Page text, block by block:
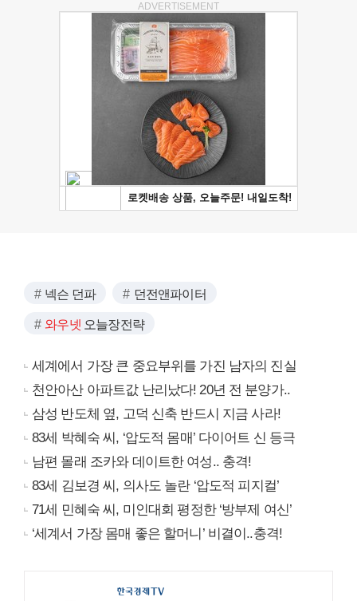
ADVERTISEMENT
넥슨 던파 던전앤파이터
와우넷 오늘장전략
세계에서 가장 큰 중요부위를 가진 남자의 진실
천안아산 아파트값 난리났다! 20년 전 분양가..
삼성 반도체 옆, 고덕 신축 반드시 지금 사라!
83세 박혜숙 씨, ‘압도적 몸매’ 다이어트 신 등극
남편 몰래 조카와 데이트한 여성.. 충격!
83세 김보경 씨, 의사도 놀란 ‘압도적 피지컬’
71세 민혜숙 씨, 미인대회 평정한 ‘방부제 여신’
‘세계서 가장 몸매 좋은 할머니’ 비결이..충격!